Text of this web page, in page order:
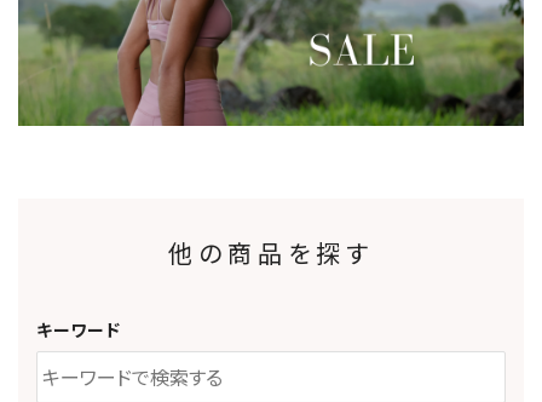
他の商品を探す
キーワード